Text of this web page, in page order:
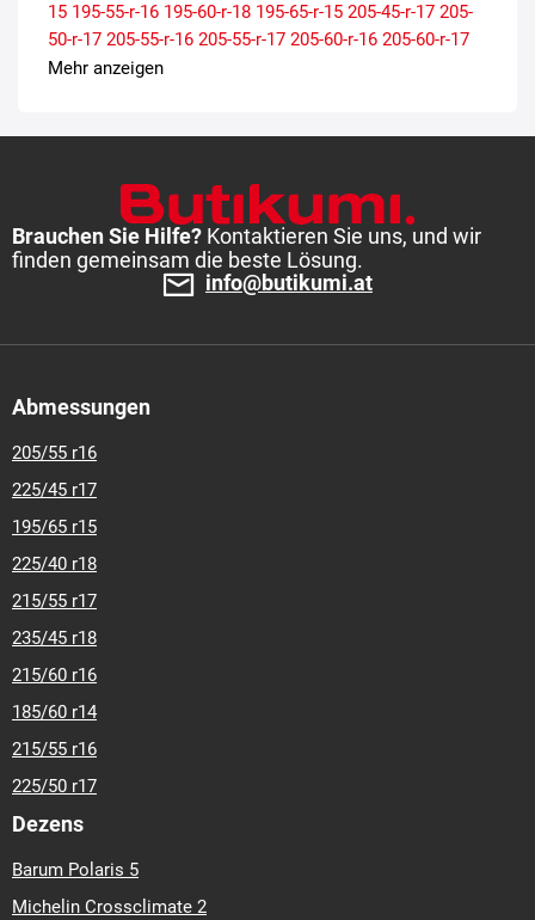
15 195-55-r-16 195-60-r-18 195-65-r-15 205-45-r-17 205-
50-r-17 205-55-r-16 205-55-r-17 205-60-r-16 205-60-r-17
205-65-r-15 215-40-r-17
245-45-r-18 245-45-r-19 255-35-r-19 255-40-r-19
Mehr anzeigen
Brauchen Sie Hilfe? Kontaktieren Sie uns, und wir
finden gemeinsam die beste Lösung.
info@butikumi.at
Abmessungen
205/55 r16
225/45 r17
195/65 r15
225/40 r18
215/55 r17
235/45 r18
215/60 r16
185/60 r14
215/55 r16
225/50 r17
Dezens
Barum Polaris 5
Michelin Crossclimate 2